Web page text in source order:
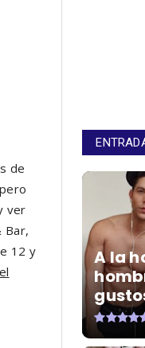
de
ver
Bar,
12 y
el
A la